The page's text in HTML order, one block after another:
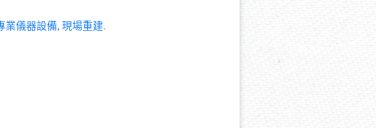
業儀器設備, 現場重建.